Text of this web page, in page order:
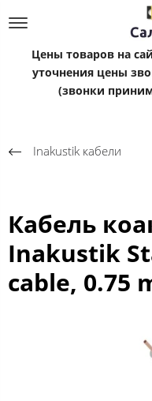
Цены товаров на
уточнения цены
(звонки
Inakustik кабели
Кабель
Inakustik
cable, 0.75